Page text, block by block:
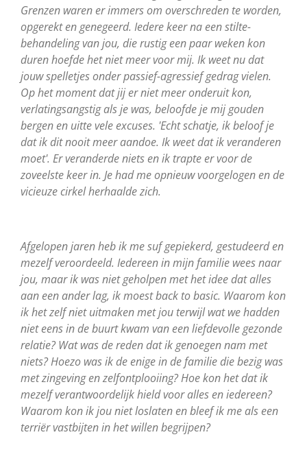
Grenzen waren er immers om overschreden te worden,
opgerekt en genegeerd. Iedere keer na een stilte-
behandeling van jou, die rustig een paar weken kon
duren hoefde het niet meer voor mij. Ik weet nu dat
jouw spelletjes onder passief-agressief gedrag vielen.
Op het moment dat jij er niet meer onderuit kon,
verlatingsangstig als je was, beloofde je mij gouden
bergen en uitte vele excuses. 'Echt schatje, ik beloof je
dat ik dit nooit meer aandoe. Ik weet dat ik veranderen
moet'. Er veranderde niets en ik trapte er voor de
zoveelste keer in. Je had me opnieuw voorgelogen en de
vicieuze cirkel herhaalde zich.
Afgelopen jaren heb ik me suf gepiekerd, gestudeerd en
mezelf veroordeeld. Iedereen in mijn familie wees naar
jou, maar ik was niet geholpen met het idee dat alles
aan een ander lag, ik moest back to basic. Waarom kon
ik het zelf niet uitmaken met jou terwijl wat we hadden
niet eens in de buurt kwam van een liefdevolle gezonde
relatie? Wat was de reden dat ik genoegen nam met
niets? Hoezo was ik de enige in de familie die bezig was
met zingeving en zelfontplooiing? Hoe kon het dat ik
mezelf verantwoordelijk hield voor alles en iedereen?
Waarom kon ik jou niet loslaten en bleef ik me als een
terriër vastbijten in het willen begrijpen?